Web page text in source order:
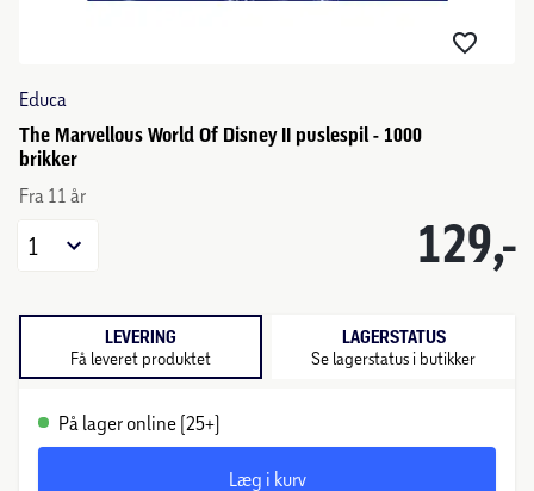
Educa
The Marvellous World Of Disney II puslespil - 1000
brikker
Fra 11 år
129,-
1
LEVERING
Få leveret produktet
LAGERSTATUS
Se lagerstatus i butikker
På lager online (25+)
Læg i kurv